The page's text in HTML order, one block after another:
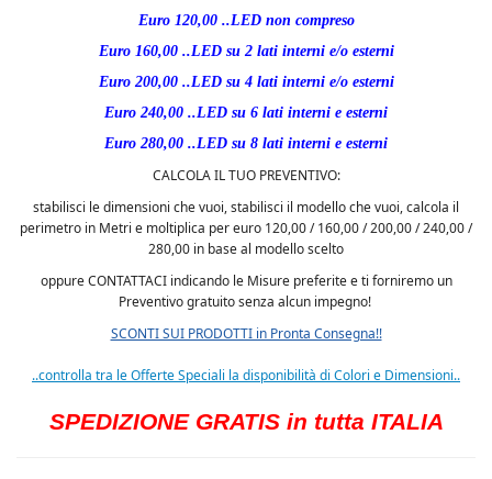
Euro 120,00 ..LED non compreso
Euro 160,00 ..LED su 2 lati interni e/o esterni
Euro 200,00 ..LED su 4 lati interni e/o esterni
Euro 240,00 ..LED su 6 lati interni e esterni
Euro 280,00 ..LED su 8 lati interni e esterni
CALCOLA IL TUO PREVENTIVO:
stabilisci le dimensioni che vuoi, stabilisci il modello che vuoi, calcola il
perimetro in Metri e moltiplica per euro 120,00 / 160,00 / 200,00 / 240,00 /
280,00 in base al modello scelto
oppure CONTATTACI indicando le Misure preferite e ti forniremo un
Preventivo gratuito senza alcun impegno!
SCONTI SUI PRODOTTI in Pronta Consegna!!
..controlla tra le Offerte Speciali la disponibilità di Colori e Dimensioni..
SPEDIZIONE GRATIS in tutta ITALIA